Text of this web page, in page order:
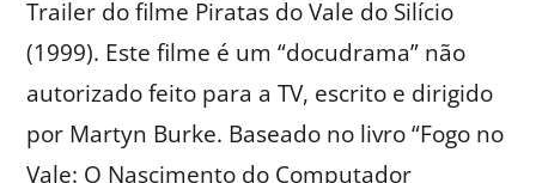
Trailer do filme Piratas do Vale do Silício
(1999). Este filme é um “docudrama” não
autorizado feito para a TV, escrito e dirigido
por Martyn Burke. Baseado no livro “Fogo no
Vale: O Nascimento do Computador